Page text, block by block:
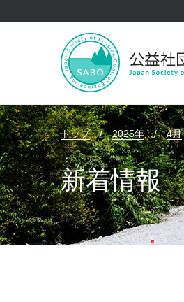
新着情報
トップ / 2025年 / 4月